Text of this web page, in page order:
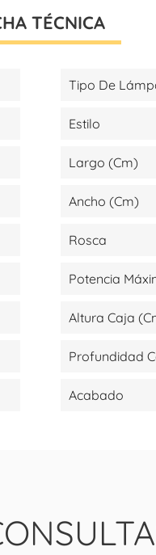
TÉCNICA
Tipo De
Estilo
Largo (cm)
Ancho (cm)
Rosca
Potencia
Altura Caja
Profundidad
Acabado